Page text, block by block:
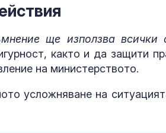
ще използва всички
както и да защити
на министерството.
усложняване на